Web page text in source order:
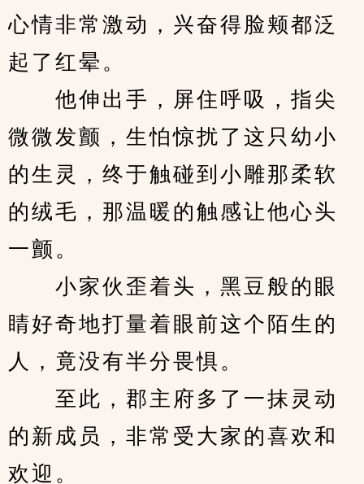
心情非常激动，兴奋得脸颊都泛
起了红晕。
他伸出手，屏住呼吸，指尖
微微发颤，生怕惊扰了这只幼小
的生灵，终于触碰到小雕那柔软
的绒毛，那温暖的触感让他心头
一颤。
小家伙歪着头，黑豆般的眼
睛好奇地打量着眼前这个陌生的
人，竟没有半分畏惧。
至此，郡主府多了一抹灵动
的新成员，非常受大家的喜欢和
欢迎。